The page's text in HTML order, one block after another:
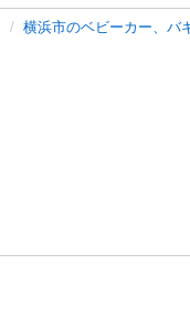
横浜市のベビーカー、バ